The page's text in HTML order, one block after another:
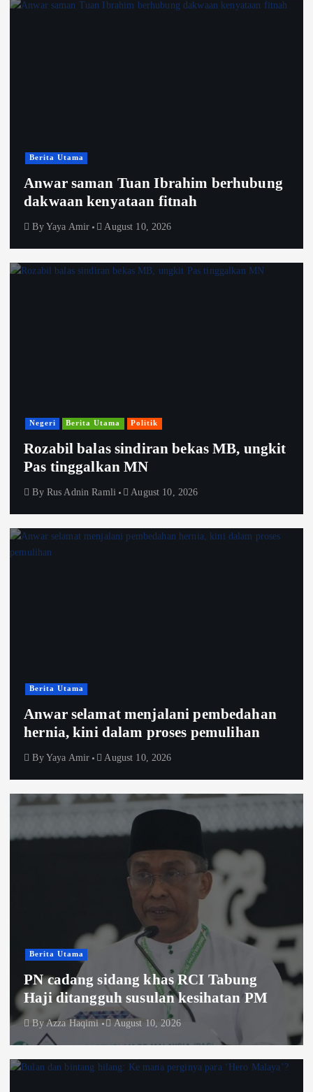
Berita Utama
Anwar saman Tuan Ibrahim berhubung
dakwaan kenyataan fitnah
By Yaya Amir August 10, 2026
Negeri Berita Utama Politik
Rozabil balas sindiran bekas MB, ungkit
Pas tinggalkan MN
By Rus Adnin Ramli August 10, 2026
Berita Utama
Anwar selamat menjalani pembedahan
hernia, kini dalam proses pemulihan
By Yaya Amir August 10, 2026
Berita Utama
PN cadang sidang khas RCI Tabung
Haji ditangguh susulan kesihatan PM
By Azza Haqimi August 10, 2026